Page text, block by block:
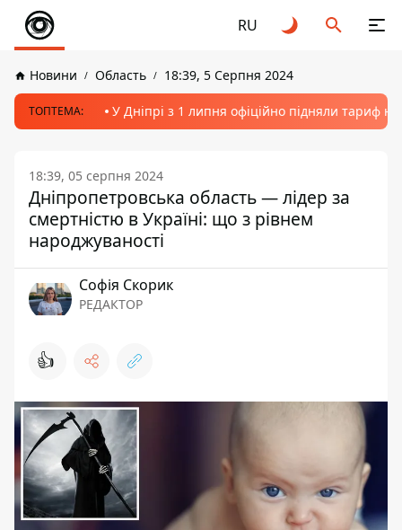
RU
Новини Область 18:39, 5 Серпня 2024
ТОПТЕМА: У Дніпрі з 1 липня офіційно підняли тариф
18:39, 05 серпня 2024
Дніпропетровська область — лідер за
смертністю в Україні: що з рівнем
народжуваності
Софія Скорик
РЕДАКТОР
👍